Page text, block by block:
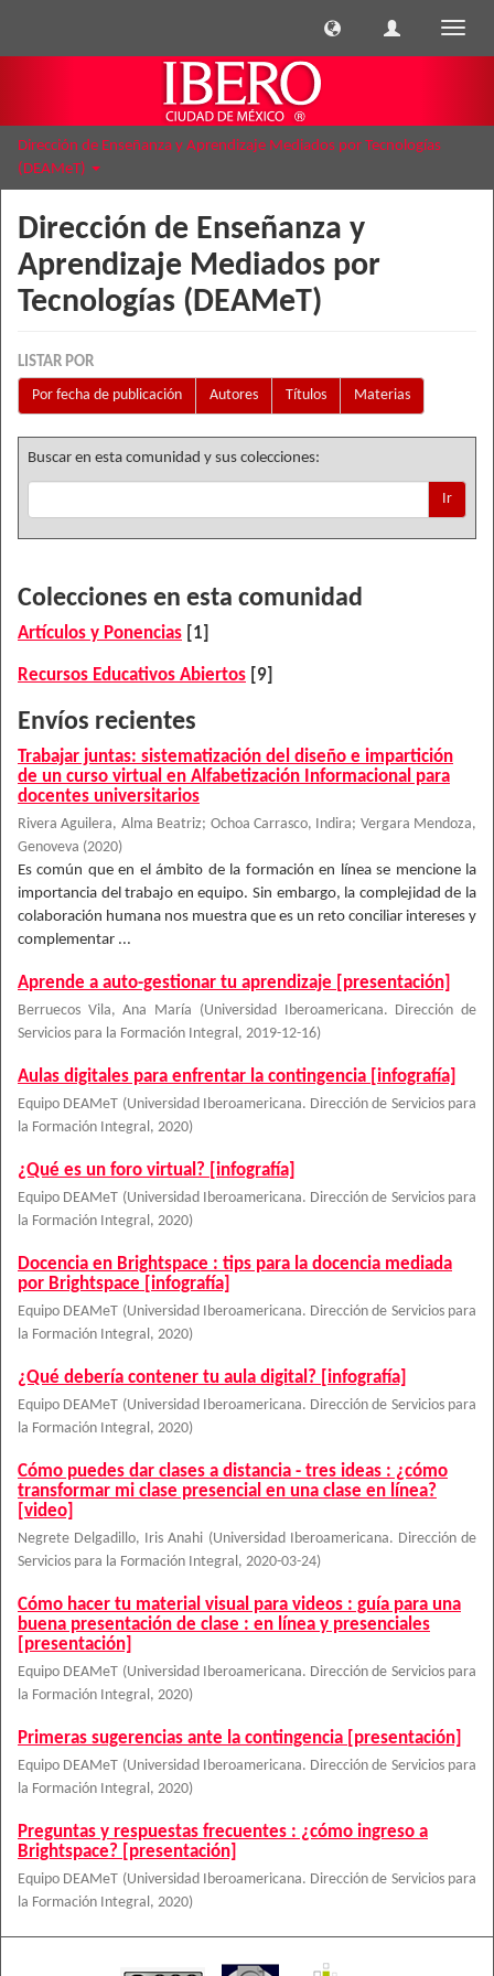
Dirección de Enseñanza y Aprendizaje Mediados por Tecnologías
(DEAMeT)
Dirección de Enseñanza y
Aprendizaje Mediados por
Tecnologías (DEAMeT)
LISTAR POR
Por fecha de publicación
Autores Títulos Materias
Buscar en esta comunidad y sus colecciones:
Ir
Colecciones en esta comunidad
Artículos y Ponencias [1]
Recursos Educativos Abiertos [9]
Envíos recientes
Trabajar juntas: sistematización del diseño e impartición
de un curso virtual en Alfabetización Informacional para
docentes universitarios
Rivera Aguilera, Alma Beatriz; Ochoa Carrasco, Indira; Vergara Mendoza,
Genoveva (2020)
Es común que en el ámbito de la formación en línea se mencione la
importancia del trabajo en equipo. Sin embargo, la complejidad de la
colaboración humana nos muestra que es un reto conciliar intereses y
complementar ...
Aprende a auto-gestionar tu aprendizaje [presentación]
Berruecos Vila, Ana María (Universidad Iberoamericana. Dirección de
Servicios para la Formación Integral , 2019-12-16)
Aulas digitales para enfrentar la contingencia [infografía]
Equipo DEAMeT (Universidad Iberoamericana. Dirección de Servicios para
la Formación Integral , 2020)
¿Qué es un foro virtual? [infografía]
Equipo DEAMeT (Universidad Iberoamericana. Dirección de Servicios para
la Formación Integral , 2020)
Docencia en Brightspace : tips para la docencia mediada
por Brightspace [infografía]
Equipo DEAMeT (Universidad Iberoamericana. Dirección de Servicios para
la Formación Integral , 2020)
¿Qué debería contener tu aula digital? [infografía]
Equipo DEAMeT (Universidad Iberoamericana. Dirección de Servicios para
la Formación Integral , 2020)
Cómo puedes dar clases a distancia - tres ideas : ¿cómo
transformar mi clase presencial en una clase en línea?
[video]
Negrete Delgadillo, Iris Anahi (Universidad Iberoamericana. Dirección de
Servicios para la Formación Integral , 2020-03-24)
Cómo hacer tu material visual para videos : guía para una
buena presentación de clase : en línea y presenciales
[presentación]
Equipo DEAMeT (Universidad Iberoamericana. Dirección de Servicios para
la Formación Integral , 2020)
Primeras sugerencias ante la contingencia [presentación]
Equipo DEAMeT (Universidad Iberoamericana. Dirección de Servicios para
la Formación Integral , 2020)
Preguntas y respuestas frecuentes : ¿cómo ingreso a
Brightspace? [presentación]
Equipo DEAMeT (Universidad Iberoamericana. Dirección de Servicios para
la Formación Integral , 2020)